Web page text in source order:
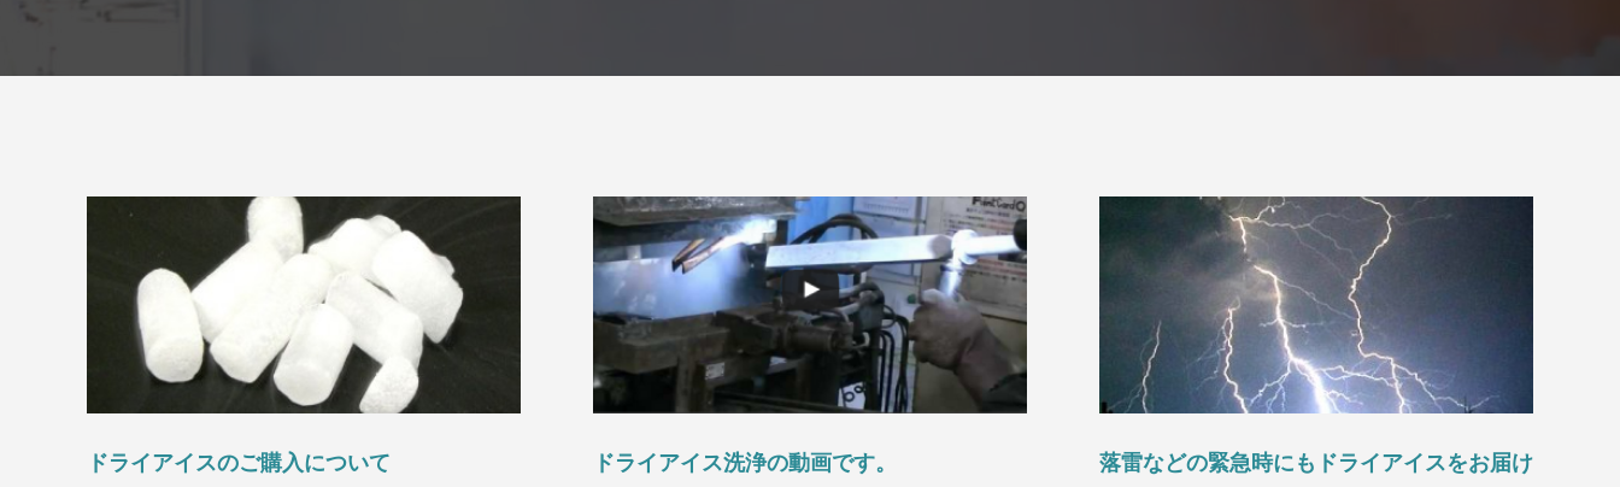
2025.04.01 2024.09.30
ドライアイスのご購入について ドライアイス洗浄の動画です。
落雷などの緊急時にもドライアイスをお届け